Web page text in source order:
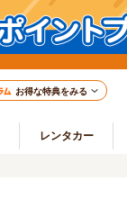
お得な特典をみる
レンタカー